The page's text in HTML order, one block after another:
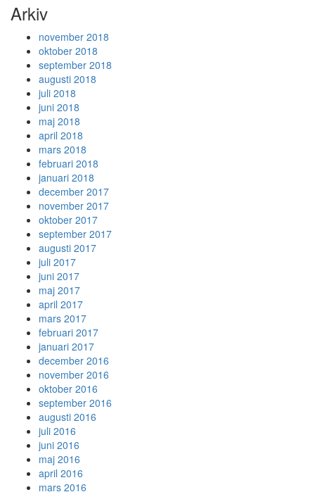
Arkiv
november 2018
oktober 2018
september 2018
augusti 2018
juli 2018
juni 2018
maj 2018
april 2018
mars 2018
februari 2018
januari 2018
december 2017
november 2017
oktober 2017
september 2017
augusti 2017
juli 2017
juni 2017
maj 2017
april 2017
mars 2017
februari 2017
januari 2017
december 2016
november 2016
oktober 2016
september 2016
augusti 2016
juli 2016
juni 2016
maj 2016
april 2016
mars 2016